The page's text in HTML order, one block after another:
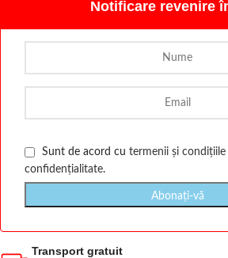
Notificare revenire
Sunt de acord cu termenii și condițiile
confidențialitate.
Transport gratuit